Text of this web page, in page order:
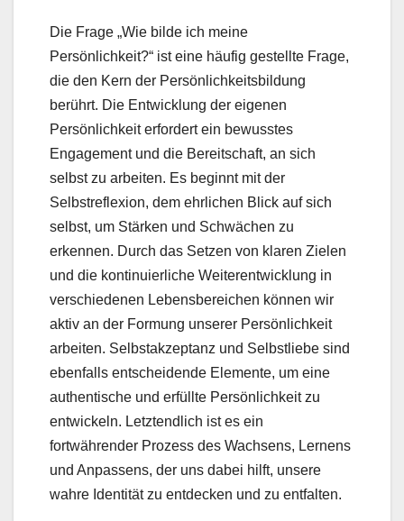
Die Frage „Wie bilde ich meine
Persönlichkeit?“ ist eine häufig gestellte Frage,
die den Kern der Persönlichkeitsbildung
berührt. Die Entwicklung der eigenen
Persönlichkeit erfordert ein bewusstes
Engagement und die Bereitschaft, an sich
selbst zu arbeiten. Es beginnt mit der
Selbstreflexion, dem ehrlichen Blick auf sich
selbst, um Stärken und Schwächen zu
erkennen. Durch das Setzen von klaren Zielen
und die kontinuierliche Weiterentwicklung in
verschiedenen Lebensbereichen können wir
aktiv an der Formung unserer Persönlichkeit
arbeiten. Selbstakzeptanz und Selbstliebe sind
ebenfalls entscheidende Elemente, um eine
authentische und erfüllte Persönlichkeit zu
entwickeln. Letztendlich ist es ein
fortwährender Prozess des Wachsens, Lernens
und Anpassens, der uns dabei hilft, unsere
wahre Identität zu entdecken und zu entfalten.